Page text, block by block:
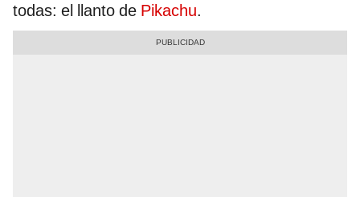
todas: el llanto de Pikachu.